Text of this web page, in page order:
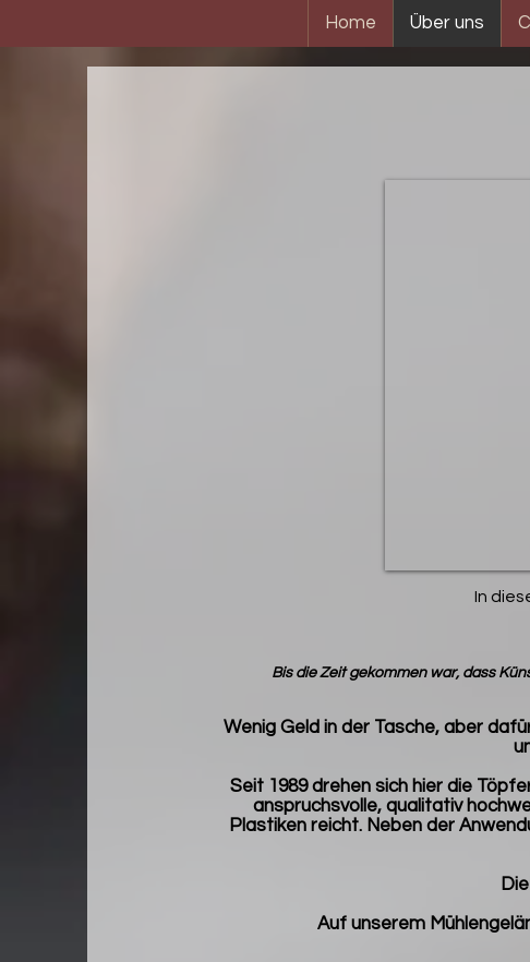
Home Über uns
In
Bis die Zeit gekommen war, dass
Wenig Geld in der Tasche, aber
Seit 1989 drehen sich hier die
anspruchsvolle, qualitativ
Plastiken reicht. Neben der
Auf unserem